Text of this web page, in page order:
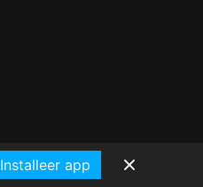
Installeer app